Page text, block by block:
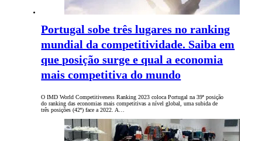
Portugal sobe três lugares no ranking
mundial da competitividade. Saiba em
que posição surge e qual a economia
mais competitiva do mundo
O IMD World Competitiveness Ranking 2023 coloca Portugal na 39ª posição
do ranking das economias mais competitivas a nível global, uma subida de
três posições (42ª) face a 2022. A…